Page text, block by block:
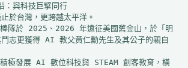
與科技巨擘同行
於台灣，更跨越太平洋。
隊於 2025、2026 年遠征美國舊金山，於「明
鬥志更獲得 AI 教父黃仁勳先生及其公子的親自
極發展 AI 數位科技與 STEAM 創客教育，橫